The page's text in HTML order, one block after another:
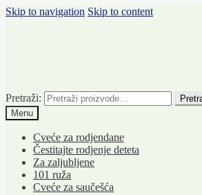
Skip to navigation Skip to content
Pretraži:
Menu
Cveće za rodjendane
Čestitajte rodjenje deteta
Za zaljubljene
101 ruža
Cveće za saučešća